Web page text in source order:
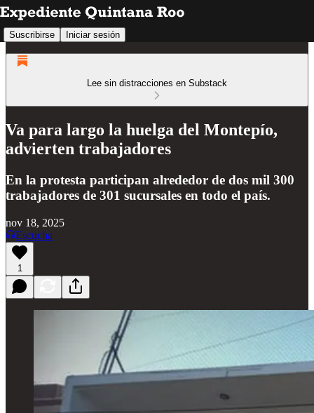
Suscribirse Iniciar sesión
Lee sin distracciones en Substack
Va para largo la huelga del Montepío,
advierten trabajadores
En la protesta participan alrededor de dos mil 300
trabajadores de 301 sucursales en todo el país.
nov 18, 2025
Escucha
1